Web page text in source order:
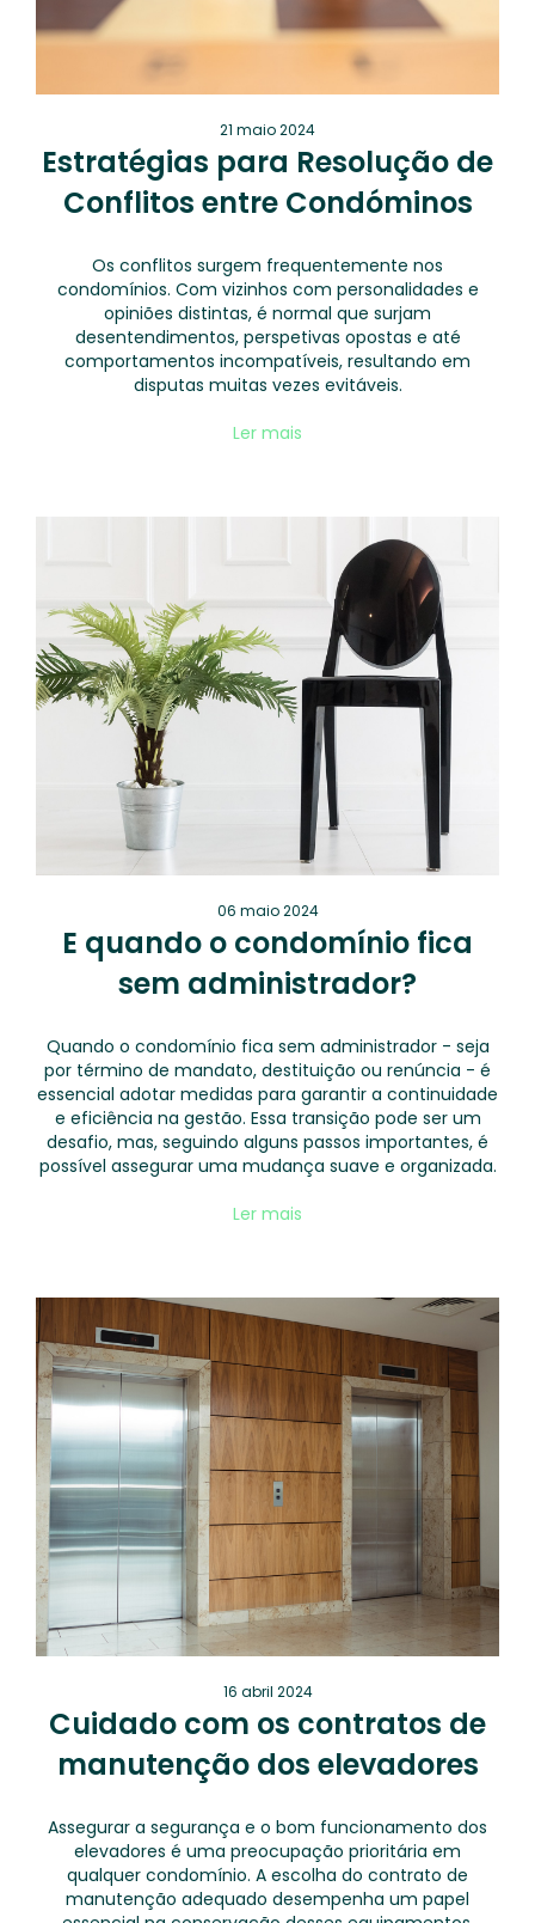
21 maio 2024
Estratégias para Resolução de
Conflitos entre Condóminos
Os conflitos surgem frequentemente nos
condomínios. Com vizinhos com personalidades e
opiniões distintas, é normal que surjam
desentendimentos, perspetivas opostas e até
comportamentos incompatíveis, resultando em
disputas muitas vezes evitáveis.
Ler mais
06 maio 2024
E quando o condomínio fica
sem administrador?
Quando o condomínio fica sem administrador - seja
por término de mandato, destituição ou renúncia - é
essencial adotar medidas para garantir a continuidade
e eficiência na gestão. Essa transição pode ser um
desafio, mas, seguindo alguns passos importantes, é
possível assegurar uma mudança suave e organizada.
Ler mais
16 abril 2024
Cuidado com os contratos de
manutenção dos elevadores
Assegurar a segurança e o bom funcionamento dos
elevadores é uma preocupação prioritária em
qualquer condomínio. A escolha do contrato de
manutenção adequado desempenha um papel